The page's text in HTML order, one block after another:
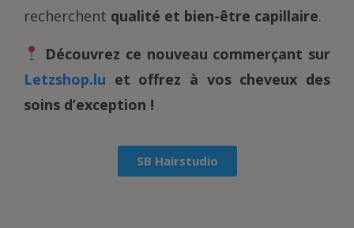
recherchent qualité et bien-être capillaire.
Découvrez ce nouveau commerçant sur
Letzshop.lu et offrez à vos cheveux des
soins d’exception !
SB Hairstudio